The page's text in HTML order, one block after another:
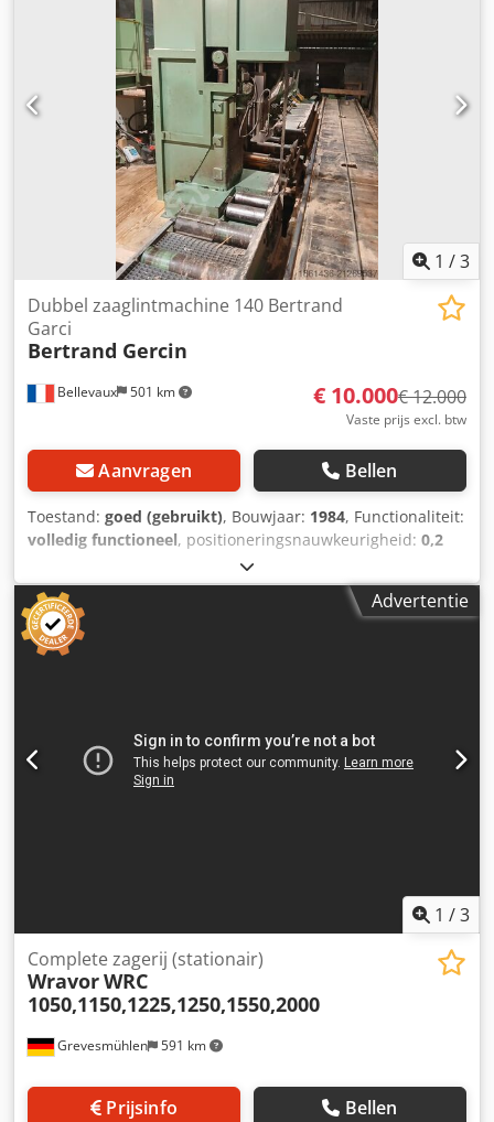
aslengte (frees-/zaaglengte) 980 mm persen
machineafmetingen (lengte / breedte / hoogte) 550 / 250 /
340 cm gewicht ~10 t
1 /3
Bellevaux 501 km
Dubbel zaaglintmachine 140 Bertrand
Garci
Bertrand Gercin
€ 10.000€ 12.000
Vaste prijs excl. btw
Aanvragen Bellen
Toestand: goed (gebruikt), Bouwjaar: 1984, Functionaliteit:
volledig functioneel, positioneringsnauwkeurigheid: 0,2
, Lintzaagmachine, dubbele zaag, 140,
Bertrand Garcin, bouwjaar 1984 In verband met een
verandering van bedrijfsactiviteiten verkopen wij: Een
lintzaagmachine 140, Bertrand Garcin, bouwjaar 1984,
professionele machine die bekend staat om zijn
zaagblad Motor, gereviseerd in 2014, 70 kW Machine in
goede algemene staat Professionele machine, goed
onderhouden en beschikbaar vanaf eind juli. Voor
Advertentie
1 /3
Grevesmühlen 591 km
Complete zagerij (stationair)
WravorWRC
1050,1150,1225,1250,1550,2000
Prijsinfo Bellen